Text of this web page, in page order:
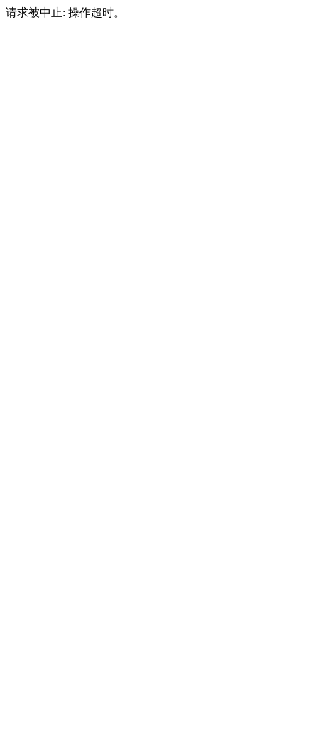
请求被中止: 操作超时。